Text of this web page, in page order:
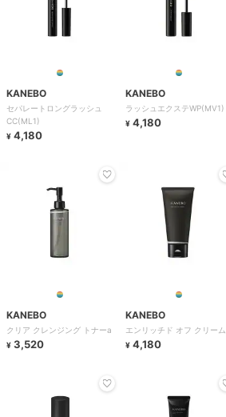
KANEBO
セパレートロングラッシュ
CC(ML1)
¥ 4,180
KANEBO
ラッシュエクステWP(MV1)
¥ 4,180
KANEBO
クリア クレンジング トナーa
¥ 3,520
KANEBO
エンリッチド オフ クリーム
¥ 4,180